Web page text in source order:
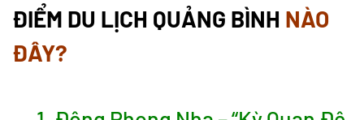
ĐIỂM DU LỊCH QUẢNG BÌNH NÀO
ĐÂY?